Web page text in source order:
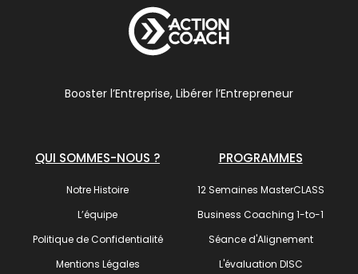
Booster l’Entreprise, Libérer l’Entrepreneur
QUI SOMMES-NOUS ?
Notre Histoire
L’équipe
Politique de Confidentialité
Mentions Légales
PROGRAMMES
12 Semaines MasterCLASS
Business Coaching 1-to-1
Séance d'Alignement
L'évaluation DISC